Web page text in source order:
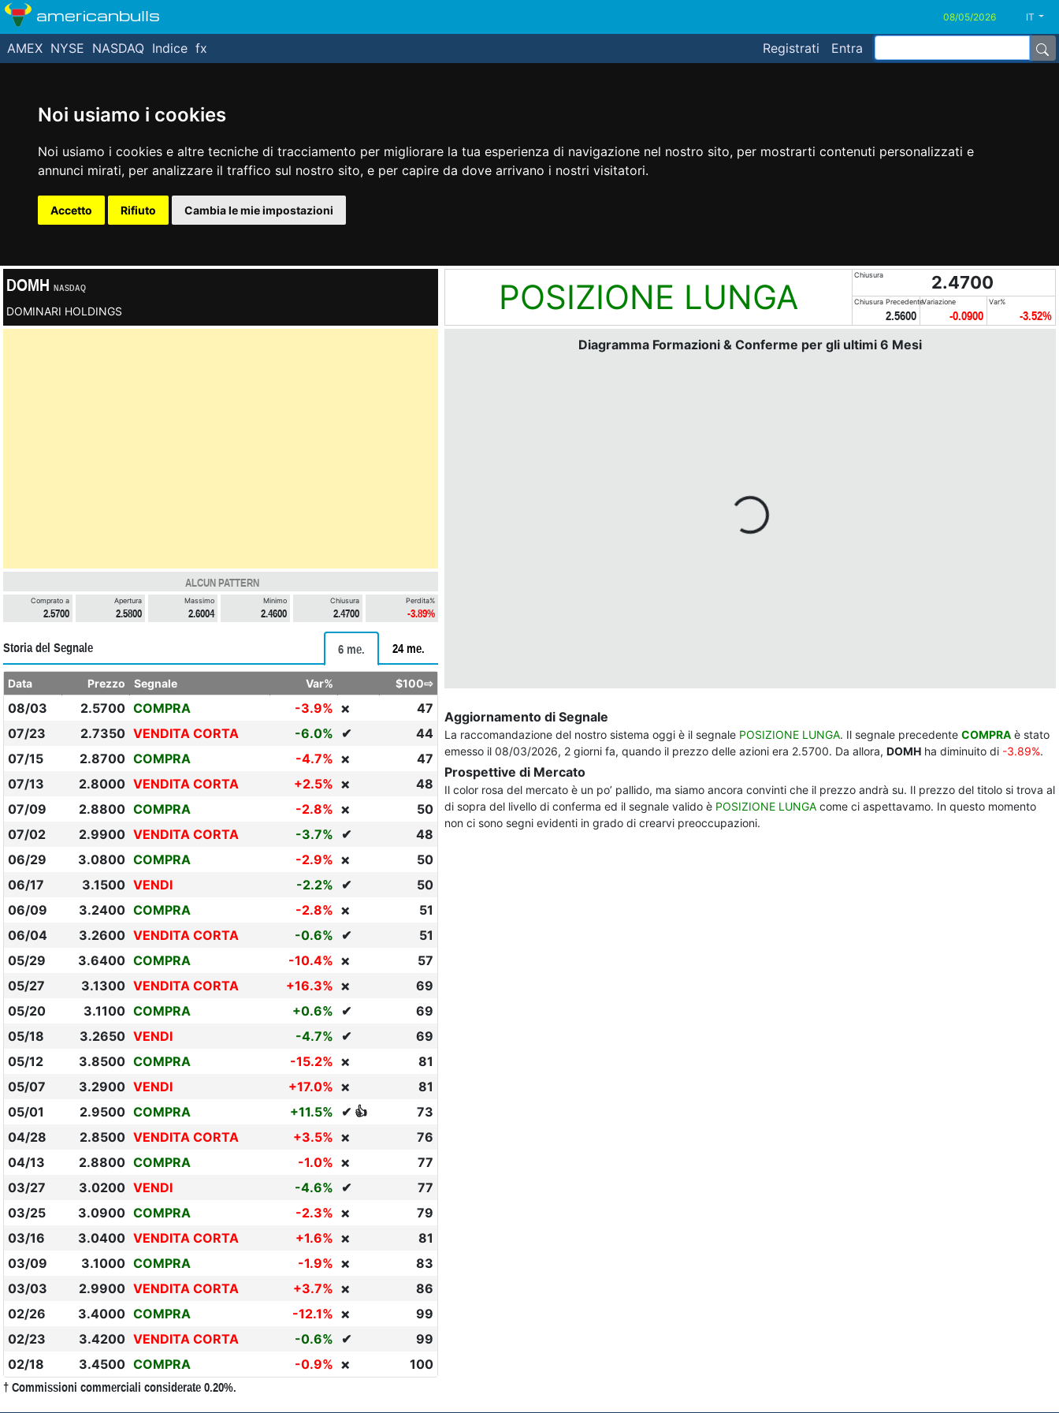
Noi usiamo i cookies
Noi usiamo i cookies e altre tecniche di tracciamento per migliorare la tua esperienza di navigazione nel nostro sito, per mostrarti contenuti personalizzati e
annunci mirati, per analizzare il traffico sul nostro sito, e per capire da dove arrivano i nostri visitatori.
Accetto Rifiuto Cambia le mie impostazioni
americanbulls IT
Registrati Entra
AMEX NYSE NASDAQ Indice fx
DOMH NASDAQ
DOMINARI HOLDINGS POSIZIONE LUNGA
Chiusura 2.4700
Chiusura Precedente
2.5600
Variazione
-0.0900
Var%
-3.52%
ALCUN PATTERN
Comprato a
2.5700
Apertura
2.5800
Massimo
2.6004
Minimo
2.4600
Chiusura
2.4700
Perdita%
-3.89%
Storia del Segnale 6 me. 24 me.
Data Prezzo Segnale Var% $100⇨
08/03 2.5700 COMPRA -3.9% ❌
47
07/23
2.7350 VENDITA CORTA -6.0% ✔
44
07/15
2.8700 COMPRA -4.7% ❌
47
07/13
2.8000 VENDITA CORTA +2.5% ❌
48
07/09
2.8800 COMPRA -2.8% ❌
50
07/02
2.9900 VENDITA CORTA -3.7% ✔
48
06/29
3.0800 COMPRA -2.9% ❌
50
06/17
3.1500 VENDI -2.2% ✔
50
06/09
3.2400 COMPRA -2.8% ❌
51
06/04
3.2600 VENDITA CORTA -0.6% ✔
51
05/29
3.6400 COMPRA -10.4% ❌
57
05/27
3.1300 VENDITA CORTA +16.3% ❌
69
05/20
3.1100 COMPRA +0.6% ✔
69
05/18
3.2650 VENDI -4.7% ✔
69
05/12
3.8500 COMPRA -15.2% ❌
81
05/07
3.2900 VENDI +17.0% ❌
81
05/01
2.9500 COMPRA +11.5% ✔ 👍
73
04/28
2.8500 VENDITA CORTA +3.5% ❌
76
04/13
2.8800 COMPRA -1.0% ❌
77
03/27
3.0200 VENDI -4.6% ✔
77
03/25
3.0900 COMPRA -2.3% ❌
79
03/16
3.0400 VENDITA CORTA +1.6% ❌
81
03/09
3.1000 COMPRA -1.9% ❌
83
03/03
2.9900 VENDITA CORTA +3.7% ❌
86
02/26
3.4000 COMPRA -12.1% ❌
99
02/23
3.4200 VENDITA CORTA -0.6% ✔
99
02/18
3.4500 COMPRA -0.9% ❌ 100
† Commissioni commerciali considerate 0.20%.
Diagramma Formazioni & Conferme per gli ultimi 6 Mesi
Aggiornamento di Segnale
La raccomandazione del nostro sistema oggi è il segnale POSIZIONE LUNGA. Il segnale precedente COMPRA è stato
emesso il 08/03/2026, 2 giorni fa, quando il prezzo delle azioni era 2.5700. Da allora, DOMH ha diminuito di -3.89%.
Prospettive di Mercato
Il color rosa del mercato è un po’ pallido, ma siamo ancora convinti che il prezzo andrà su. Il prezzo del titolo si trova al
di sopra del livello di conferma ed il segnale valido è POSIZIONE LUNGA come ci aspettavamo. In questo momento
non ci sono segni evidenti in grado di crearvi preoccupazioni.